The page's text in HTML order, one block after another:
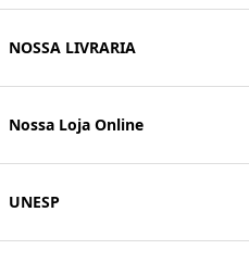
NOSSA LIVRARIA
Nossa Loja Online
UNESP